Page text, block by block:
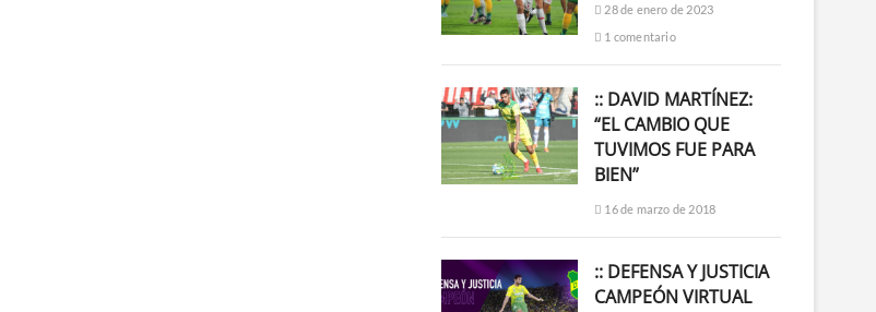
28 de enero de 2023
1 comentario
:: DAVID MARTÍNEZ:
“EL CAMBIO QUE
TUVIMOS FUE PARA
BIEN”
16 de marzo de 2018
:: DEFENSA Y JUSTICIA
CAMPEÓN VIRTUAL